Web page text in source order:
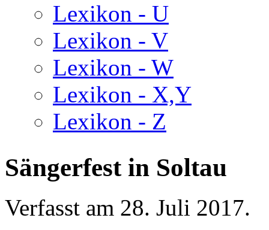
Lexikon - U
Lexikon - V
Lexikon - W
Lexikon - X,Y
Lexikon - Z
Sängerfest in Soltau
Verfasst am 28. Juli 2017.